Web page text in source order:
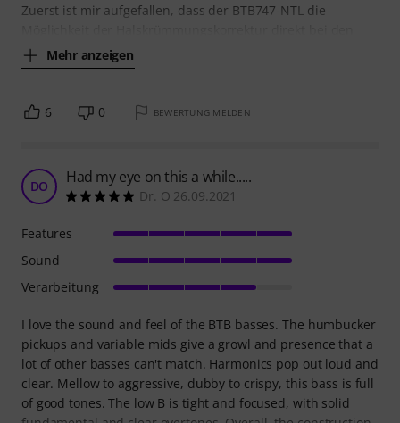
Zuerst ist mir aufgefallen, dass der BTB747-NTL die
Mehr anzeigen
6 0 BEWERTUNG MELDEN
DO Had my eye on this a while.....
Dr. O 26.09.2021
I love the sound and feel of the BTB basses. The humbucker
pickups and variable mids give a growl and presence that a
lot of other basses can't match. Harmonics pop out loud and
clear. Mellow to aggressive, dubby to crispy, this bass is full
of good tones. The low B is tight and focused, with solid
Features
Sound
Verarbeitung